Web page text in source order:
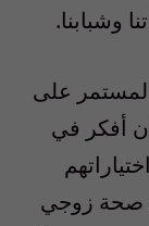
وشبابنا.
على
أفكر في
صحة زوجي